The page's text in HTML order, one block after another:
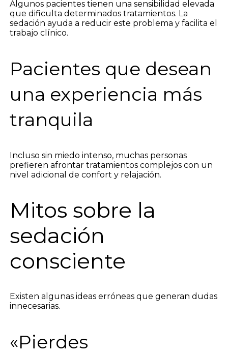
Algunos pacientes tienen una sensibilidad elevada
que dificulta determinados tratamientos. La
sedación ayuda a reducir este problema y facilita el
trabajo clínico.
Pacientes que desean
una experiencia más
tranquila
Incluso sin miedo intenso, muchas personas
prefieren afrontar tratamientos complejos con un
nivel adicional de confort y relajación.
Mitos sobre la
sedación
consciente
Existen algunas ideas erróneas que generan dudas
innecesarias.
«Pierdes